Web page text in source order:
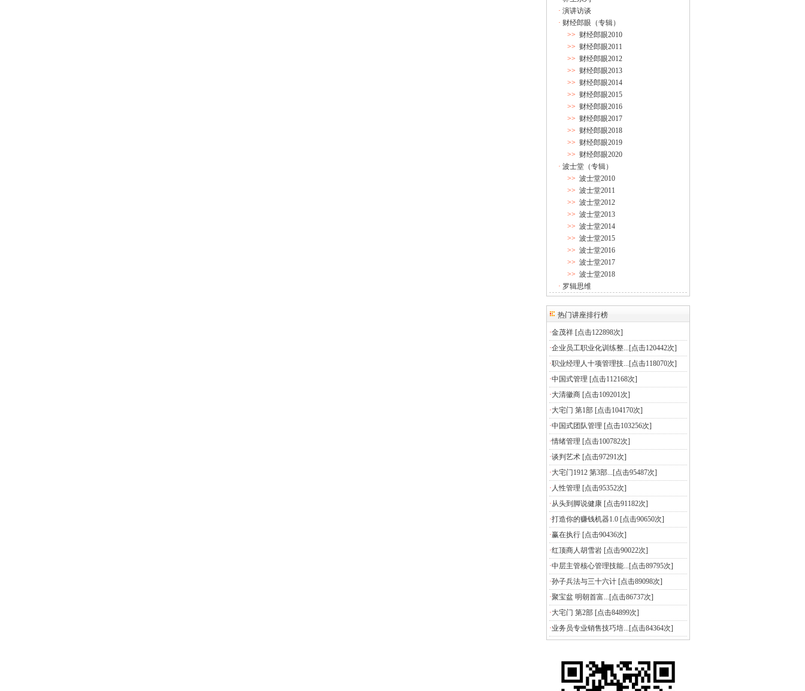
· 演讲访谈
· 财经郎眼（专辑）
>> 财经郎眼2010
>> 财经郎眼2011
>> 财经郎眼2012
>> 财经郎眼2013
>> 财经郎眼2014
>> 财经郎眼2015
>> 财经郎眼2016
>> 财经郎眼2017
>> 财经郎眼2018
>> 财经郎眼2019
>> 财经郎眼2020
· 波士堂（专辑）
>> 波士堂2010
>> 波士堂2011
>> 波士堂2012
>> 波士堂2013
>> 波士堂2014
>> 波士堂2015
>> 波士堂2016
>> 波士堂2017
>> 波士堂2018
· 罗辑思维
热门讲座排行榜
·金茂祥 [点击122898次]
·企业员工职业化训练整...[点击120442次]
·职业经理人十项管理技...[点击118070次]
·中国式管理 [点击112168次]
·大清徽商 [点击109201次]
·大宅门 第1部 [点击104170次]
·中国式团队管理 [点击103256次]
·情绪管理 [点击100782次]
·谈判艺术 [点击97291次]
·大宅门1912 第3部...[点击95487次]
· 人性管理 [点击95352次]
·从头到脚说健康 [点击91182次]
·打造你的赚钱机器1.0 [点击90650次]
·赢在执行 [点击90436次]
·红顶商人胡雪岩 [点击90022次]
·中层主管核心管理技能...[点击89795次]
·孙子兵法与三十六计 [点击89098次]
·聚宝盆 明朝首富...[点击86737次]
·大宅门 第2部 [点击84899次]
·业务员专业销售技巧培...[点击84364次]